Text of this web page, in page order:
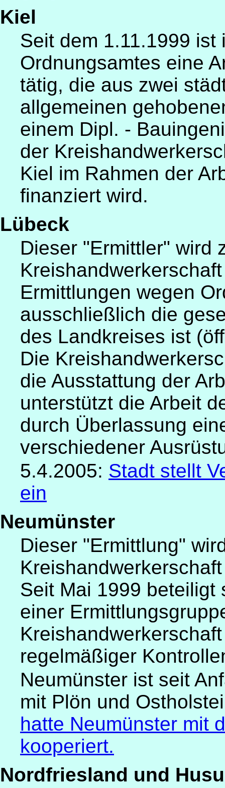
Kiel
Seit dem 1.11.1999
Ordnungsamtes eine
tätig, die aus zwei
allgemeinen
einem Dipl. -
der
Kiel im Rahmen der
finanziert wird.
Lübeck
Dieser "Ermittler" wird
Ermittlungen wegen
ausschließlich die
des Landkreises ist
Die
die Ausstattung der
unterstützt die Arbeit
durch Überlassung
verschiedener
5.4.2005: Stadt stellt
ein
Neumünster
Dieser "Ermittlung"
Seit Mai 1999 beteiligt
einer
regelmäßiger
Neumünster ist seit
mit Plön und
hatte Neumünster mit
kooperiert.
Nordfriesland und